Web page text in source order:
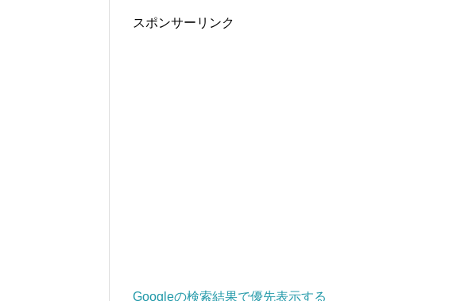
スポンサーリンク
Googleの検索結果で優先表示する